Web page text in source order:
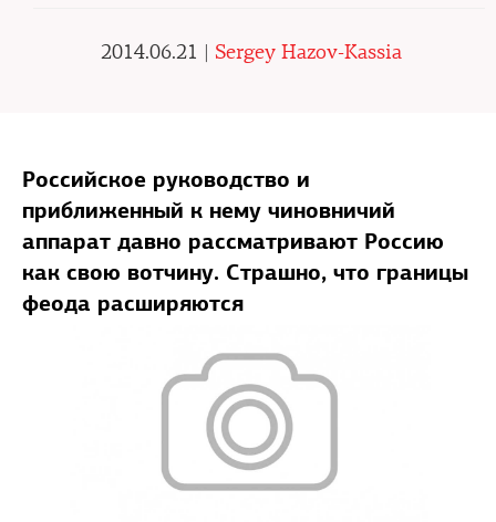
2014.06.21 | Sergey Hazov-Kassia
Российское руководство и
приближенный к нему чиновничий
аппарат давно рассматривают Россию
как свою вотчину. Страшно, что границы
феода расширяются